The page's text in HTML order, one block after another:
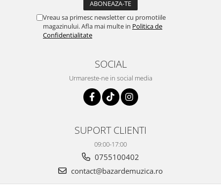
Vreau sa primesc newsletter cu promotiile
magazinului. Afla mai multe in Politica de
Confidentialitate
SOCIAL
Urmareste-ne in social media
SUPORT CLIENTI
09:00-17:00
0755100402
contact@bazardemuzica.ro